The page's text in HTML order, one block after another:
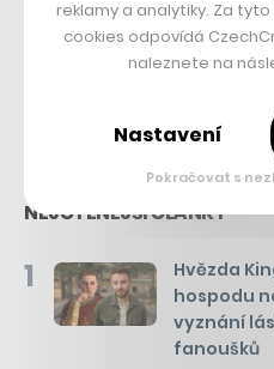
Přejít
NEJČTENĚJŠÍ ČLÁNKY
1
Hvězda
hospodu
vyznání
fanoušků
reklamy a analytiky. Za
cookies odpovídá
naleznete na
Nastavení
Pokračovat s